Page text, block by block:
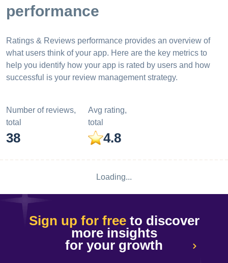
performance
Ratings & Reviews performance provides an overview of
what users think of your app. Here are the key metrics to
help you identify how your app is rated by users and how
successful is your review management strategy.
Number of reviews,
total
38
Avg rating,
total
4.8
Loading...
Sign up for freeto discover
more insights
for your growth